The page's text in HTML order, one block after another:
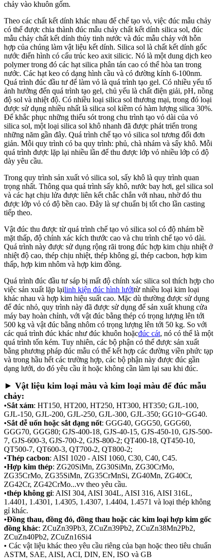
chảy vào khuôn gốm.
Theo các chất kết dính khác nhau để chế tạo vỏ, việc đúc mẫu chảy
có thể được chia thành đúc mẫu chảy chất kết dính silica sol, đúc
mẫu chảy chất kết dính thủy tinh nước và đúc mẫu chảy với hỗn
hợp của chúng làm vật liệu kết dính. Silica sol là chất kết dính gốc
nước điển hình có cấu trúc keo axit silicic. Nó là một dung dịch keo
polymer trong đó các hạt silica phân tán cao có thể hòa tan trong
nước. Các hạt keo có dạng hình cầu và có đường kính 6-100nm.
Quá trình đúc đầu tư để làm vỏ là quá trình tạo gel. Có nhiều yếu tố
ảnh hưởng đến quá trình tạo gel, chủ yếu là chất điện giải, pH, nồng
độ sol và nhiệt độ. Có nhiều loại silica sol thương mại, trong đó loại
được sử dụng nhiều nhất là silica sol kiềm có hàm lượng silica 30%.
Để khắc phục những thiếu sót trong chu trình tạo vỏ dài của vỏ
silica sol, một loại silica sol khô nhanh đã được phát triển trong
những năm gần đây. Quá trình chế tạo vỏ silica sol tương đối đơn
giản. Mỗi quy trình có ba quy trình: phủ, chà nhám và sấy khô. Mỗi
quá trình được lặp lại nhiều lần để thu được lớp vỏ nhiều lớp có độ
dày yêu cầu.
Trong quy trình sản xuất vỏ silica sol, sấy khô là quy trình quan
trọng nhất. Thông qua quá trình sấy khô, nước bay hơi, gel silica sol
và các hạt chịu lửa được liên kết chắc chắn với nhau, nhờ đó thu
được lớp vỏ có độ bền cao. Đây là sự chuẩn bị tốt cho lần casting
tiếp theo.
Vật đúc thu được từ quá trình chế tạo vỏ silica sol có độ nhám bề
mặt thấp, độ chính xác kích thước cao và chu trình chế tạo vỏ dài.
Quá trình này được sử dụng rộng rãi trong đúc hợp kim chịu nhiệt ở
nhiệt độ cao, thép chịu nhiệt, thép không gỉ, thép cacbon, hợp kim
thấp, hợp kim nhôm và hợp kim đồng.
Quá trình đúc đầu tư sáp bị mất độ chính xác silica sol thích hợp cho
việc sản xuất lặp lạilinh kiện đúc hình lướitừ nhiều loại kim loại
khác nhau và hợp kim hiệu suất cao. Mặc dù thường được sử dụng
để đúc nhỏ, quy trình này đã được sử dụng để sản xuất khung cửa
máy bay hoàn chỉnh, với vật đúc bằng thép có trọng lượng lên tới
500 kg và vật đúc bằng nhôm có trọng lượng lên tới 50 kg. So với
các quá trình đúc khác như đúc khuôn hoặcđúc cát, nó có thể là một
quá trình tốn kém. Tuy nhiên, các bộ phận có thể được sản xuất
bằng phương pháp đúc mẫu có thể kết hợp các đường viền phức tạp
và trong hầu hết các trường hợp, các bộ phận này được đúc gần
dạng lưới, do đó yêu cầu ít hoặc không cần làm lại sau khi đúc.
► Vật liệu kim loại màu và kim loại màu để đúc mẫu
chảy:
•Sắt xám: HT150, HT200, HT250, HT300, HT350; GJL-100,
GJL-150, GJL-200, GJL-250, GJL-300, GJL-350; GG10~GG40.
•Sắt dễ uốn hoặc sắt dạng nốt: GGG40, GGG50, GGG60,
GGG70, GGG80; GJS-400-18, GJS-40-15, GJS-450-10, GJS-500-
7, GJS-600-3, GJS-700-2, GJS-800-2; QT400-18, QT450-10,
QT500-7, QT600-3, QT700-2, QT800-2;
•Thép cacbon: AISI 1020 - AISI 1060, C30, C40, C45.
•Hợp kim thép: ZG20SiMn, ZG30SiMn, ZG30CrMo,
ZG35CrMo, ZG35SiMn, ZG35CrMnSi, ZG40Mn, ZG40Cr,
ZG42Cr, ZG42CrMo...vv theo yêu cầu.
•thép không gỉ: AISI 304, AISI 304L, AISI 316, AISI 316L,
1.4401, 1.4301, 1.4305, 1.4307, 1.4404, 1.4571 và loại thép không
gỉ khác.
•Đồng thau, đồng đỏ, đồng thau hoặc các kim loại hợp kim gốc
đồng khác: ZCuZn39Pb3, ZCuZn39Pb2, ZCuZn38Mn2Pb2,
ZCuZn40Pb2, ZCuZn16Si4
• Các vật liệu khác theo yêu cầu riêng của bạn hoặc theo tiêu chuẩn
ASTM, SAE, AISI, ACI, DIN, EN, ISO và GB